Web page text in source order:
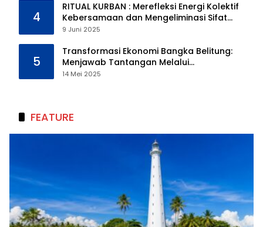
4
RITUAL KURBAN : Merefleksi Energi Kolektif
Kebersamaan dan Mengeliminasi Sifat
Kebinatangan Manusia
9 Juni 2025
5
Transformasi Ekonomi Bangka Belitung:
Menjawab Tantangan Melalui
Pengelolaan Sumber Daya Alam yang
14 Mei 2025
FEATURE